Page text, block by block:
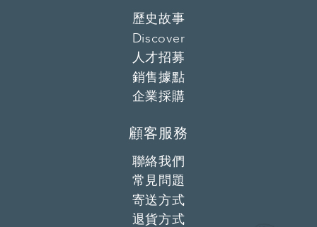
歷史故事
Discover
人才招募
銷售據點
企業採購
顧客服務
聯絡我們
常見問題
寄送方式
退貨方式